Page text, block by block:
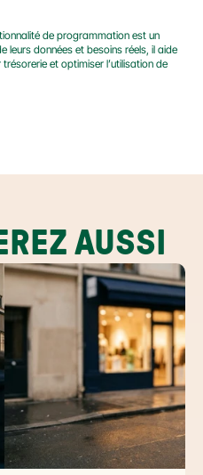
de programmation est un
leurs données et besoins réels, il aide
et optimiser l’utilisation de
AUSSI